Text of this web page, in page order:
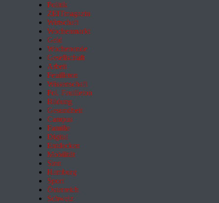
Politik
ZEITmagazin
Wirtschaft
Wochenmarkt
Geld
Wochenende
Gesellschaft
Arbeit
Feuilleton
Wissenschaft
Pol. Feuilleton
Bildung
Gesundheit
Campus
Familie
Digital
Entdecken
Mobilität
Sinn
Hamburg
Sport
Österreich
Schweiz